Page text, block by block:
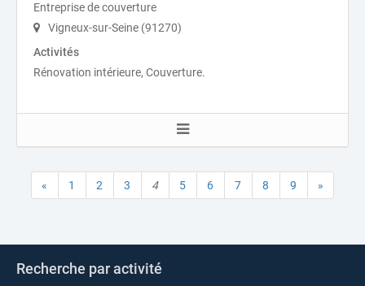
Entreprise de couverture
Vigneux-sur-Seine (91270)
Activités
Rénovation intérieure, Couverture.
« 1 2 3 4 5 6 7 8 9 »
Recherche par activité